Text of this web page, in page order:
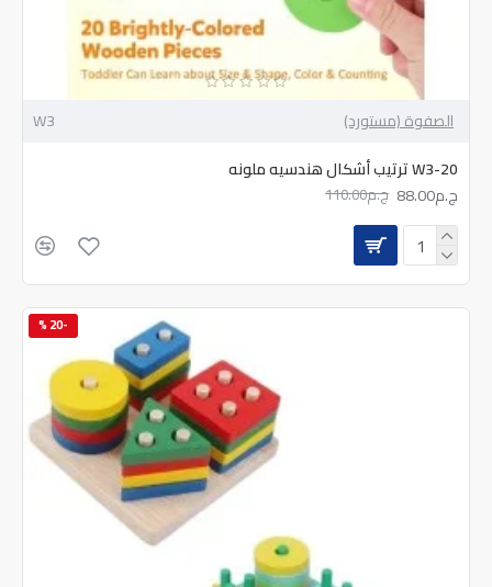
الصفوة (مستورد)
W3
W3-20 ترتيب أشكال هندسيه ملونه
ج.م88.00
ج.م110.00
-20 %